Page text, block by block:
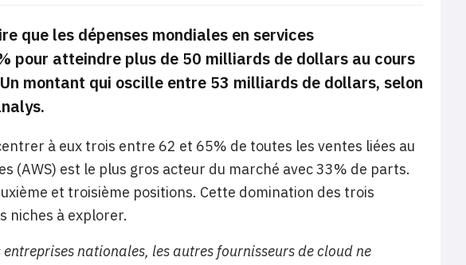
que les dépenses mondiales en services
pour atteindre plus de 50 milliards de dollars au cours
montant qui oscille entre 53 milliards de dollars, selon
à eux trois entre 62 et 65% de toutes les ventes liées au
(AWS) est le plus gros acteur du marché avec 33% de parts.
et troisième positions. Cette domination des trois
niches à explorer.
nationales, les autres fournisseurs de cloud ne